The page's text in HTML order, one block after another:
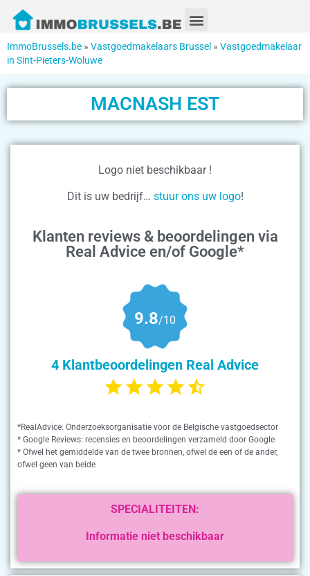
ImmoBrussels.be » Vastgoedmakelaars Brussel » Vastgoedmakelaar
in Sint-Pieters-Woluwe
MACNASH EST
Logo niet beschikbaar !
Dit is uw bedrijf… stuur ons uw logo!
Klanten reviews & beoordelingen via
Real Advice en/of Google*
9.8/10
4 Klantbeoordelingen Real Advice
*RealAdvice: Onderzoeksorganisatie voor de Belgische vastgoedsector
* Google Reviews: recensies en beoordelingen verzameld door Google
* Ofwel het gemiddelde van de twee bronnen, ofwel de een of de ander,
ofwel geen van beide
SPECIALITEITEN:
Informatie niet beschikbaar